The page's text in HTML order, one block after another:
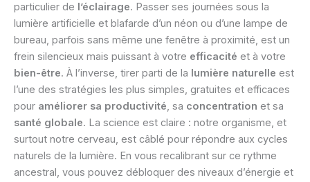
particulier de l’éclairage. Passer ses journées sous la
lumière artificielle et blafarde d’un néon ou d’une lampe de
bureau, parfois sans même une fenêtre à proximité, est un
frein silencieux mais puissant à votre efficacité et à votre
bien-être. À l’inverse, tirer parti de la lumière naturelle est
l’une des stratégies les plus simples, gratuites et efficaces
pour améliorer sa productivité, sa concentration et sa
santé globale. La science est claire : notre organisme, et
surtout notre cerveau, est câblé pour répondre aux cycles
naturels de la lumière. En vous recalibrant sur ce rythme
ancestral, vous pouvez débloquer des niveaux d’énergie et